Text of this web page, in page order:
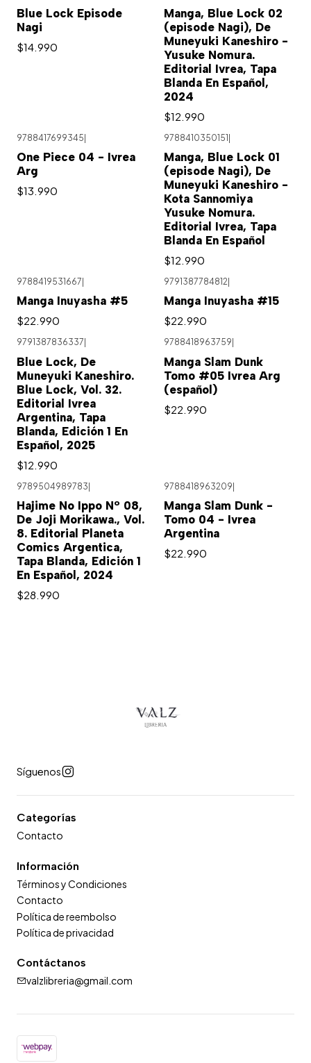
Blue Lock Episode
Nagi
$14.990
Manga, Blue Lock 02
(episode Nagi), De
Muneyuki Kaneshiro -
Yusuke Nomura.
Editorial Ivrea, Tapa
Blanda En Español,
2024
$12.990
9788417699345|
One Piece 04 - Ivrea
Arg
$13.990
9788410350151|
Manga, Blue Lock 01
(episode Nagi), De
Muneyuki Kaneshiro -
Kota Sannomiya
Yusuke Nomura.
Editorial Ivrea, Tapa
Blanda En Español
$12.990
9788419531667
Manga Inuyasha #5
$22.990
9791387784812
Manga Inuyasha #15
$22.990
9791387836337
Blue Lock, De
Muneyuki Kaneshiro.
Blue Lock, Vol. 32.
Editorial Ivrea
Argentina, Tapa
Blanda, Edición 1 En
Español, 2025
$12.990
9788418963759
Manga Slam Dunk
Tomo #05 Ivrea Arg
(español)
$22.990
9789504989783
Hajime No Ippo Nº 08,
De Joji Morikawa., Vol.
8. Editorial Planeta
Comics Argentica,
Tapa Blanda, Edición 1
En Español, 2024
$28.990
9788418963209
Manga Slam Dunk -
Tomo 04 - Ivrea
Argentina
$22.990
Síguenos
Categorías
Contacto
Información
Términos y Condiciones
Contacto
Política de reembolso
Política de privacidad
Contáctanos
valzlibreria@gmail.com